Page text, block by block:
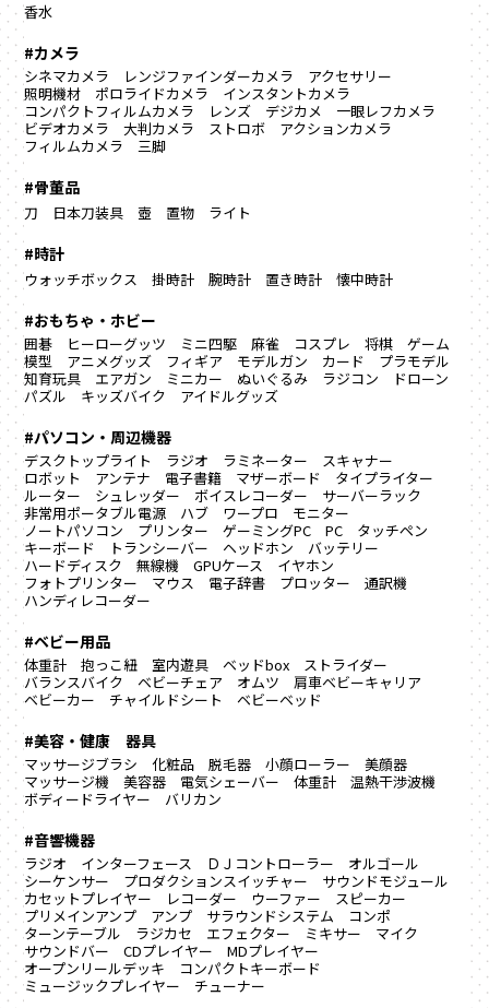
香水
#カメラ
シネマカメラ レンジファインダーカメラ
アクセサリー
照明機材
ポロライドカメラ
インスタントカメラ
コンパクトフィルムカメラ
レンズ デジカメ
一眼レフカメラ
ビデオカメラ
大判カメラ ストロボ
アクションカメラ
フィルムカメラ
三脚
#骨董品
刀 日本刀装具 壺 置物 ライト
#時計
ウォッチボックス 掛時計 腕時計 置き時計 懐中時計
#おもちゃ・ホビー
囲碁 ヒーローグッツ ミニ四駆 麻雀 コスプレ 将棋
ゲーム
模型
アニメグッズ フィギア モデルガン カード
プラモデル
知育玩具
エアガン ミニカー ぬいぐるみ ラジコン
ドローン
パズル
キッズバイク アイドルグッズ
#パソコン・周辺機器
デスクトップライト ラジオ ラミネーター
スキャナー
ロボット
アンテナ 電子書籍 マザーボード
タイプライター
ルーター
シュレッダー ボイスレコーダー
サーバーラック
非常用ポータブル電源
ハブ ワープロ
モニター
ノートパソコン
プリンター ゲーミングPC PC
タッチペン
キーボード
トランシーバー ヘッドホン
バッテリー
ハードディスク
無線機 GPUケース
イヤホン
フォトプリンター
マウス 電子辞書 プロッター
通訳機
ハンディレコーダー
#ベビー用品
体重計 抱っこ紐 室内遊具 ベッドbox
ストライダー
バランスバイク
ベビーチェア オムツ
肩車ベビーキャリア
ベビーカー
チャイルドシート ベビーベッド
#美容・健康 器具
マッサージブラシ 化粧品 脱毛器 小顔ローラー
美顔器
マッサージ機
美容器 電気シェーバー 体重計
温熱干渉波機
ボディードライヤー
バリカン
#音響機器
ラジオ インターフェース ＤＪコントローラー
オルゴール
シーケンサー
プロダクションスイッチャー
サウンドモジュール
カセットプレイヤー
レコーダー ウーファー
スピーカー
プリメインアンプ
アンプ サラウンドシステム
コンポ
ターンテーブル
ラジカセ エフェクター ミキサー
マイク
サウンドバー
CDプレイヤー
MDプレイヤー
オープンリールデッキ
コンパクトキーボード
ミュージックプレイヤー
チューナー